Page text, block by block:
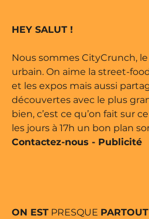
édité par Buena
HEY SALUT !
Nous sommes CityCrunch,
urbain. On aime la street-
et les expos mais aussi
découvertes avec le plus
bien, c’est ce qu’on fait sur
les jours à 17h un bon plan
Contactez-nous - Publicité
ON EST PRESQUE PARTOUT